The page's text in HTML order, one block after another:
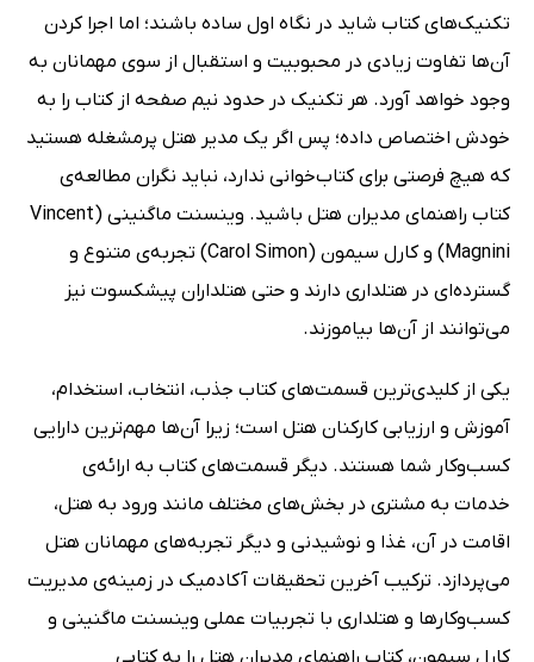
تکنیک‌های کتاب شاید در نگاه اول ساده باشند؛ اما اجرا کردن
آن‌ها تفاوت زیادی در محبوبیت و استقبال از سوی مهمانان به
وجود خواهد آورد. هر تکنیک در حدود نیم صفحه از کتاب را به
خودش اختصاص داده؛ پس اگر یک مدیر هتل پرمشغله هستید
که هیچ فرصتی برای کتاب‌خوانی ندارد، نباید نگران مطالعه‌ی
کتاب راهنمای مدیران هتل باشید. وینسنت ماگنینی (Vincent
Magnini) و کارل سیمون (Carol Simon) تجربه‌ی متنوع و
گسترده‌ای در هتلداری دارند و حتی هتلداران پیشکسوت نیز
می‌توانند از آن‌ها بیاموزند.
یکی از کلیدی‌ترین قسمت‌های کتاب جذب، انتخاب، استخدام،
آموزش و ارزیابی کارکنان هتل است؛ زیرا آن‌ها مهم‌ترین دارایی
کسب‌وکار شما هستند. دیگر قسمت‌های کتاب به ارائه‌ی
خدمات به مشتری در بخش‌های مختلف مانند ورود به هتل،
اقامت در آن، غذا و نوشیدنی و دیگر تجربه‌های مهمانان هتل
می‌پردازد. ترکیب آخرین تحقیقات آکادمیک در زمینه‌ی مدیریت
کسب‌وکارها و هتلداری با تجربیات عملی وینسنت ماگنینی و
کارل سیمون، کتاب راهنمای مدیران هتل را به کتابی